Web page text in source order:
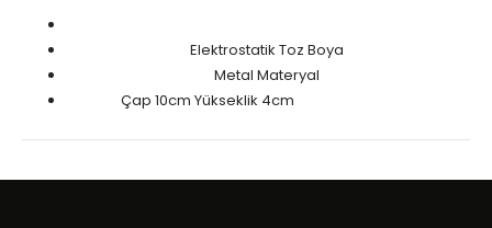
Elektrostatik Toz Boya
Metal Materyal
Çap 10cm Yükseklik 4cm